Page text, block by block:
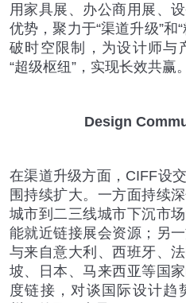
用家具展、办公商用展、
优势，聚力于“渠道升级”和“
破时空限制，为设计师与
“超级枢纽”，实现长效共赢。
Design
在渠道升级方面， CIFF设
围持续扩大。一方面持续
城市到二三线城市下沉市
能就近链接展会资源；另
与来自意大利、西班牙、
坡、日本、马来西亚等国
度链接，对谈国际设计趋